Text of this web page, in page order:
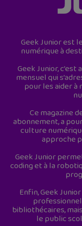
Geek Junior est
numérique à
Geek Junior,
mensuel qui
pour les aider
Ce magazine
abonnement, a
culture
approche
Geek Junior
coding et à la
Enfin, Geek
bibliothécaires,
le public